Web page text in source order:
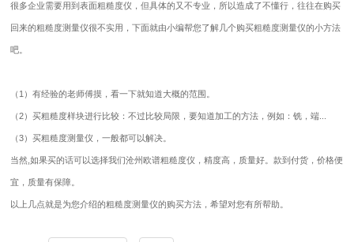
很多企业需要用到表面粗糙度仪 ，但具体的又不专业，所以造成了不懂行，往往在购买
回来的粗糙度测量仪很不实用，下面就由小编帮您了解几个购买粗糙度测量仪的小方法
吧。
（1）有经验的老师傅摸，看一下就知道大概的范围。
（2）买粗糙度样块进行比较：不过比较局限，要知道加工的方法，例如：铣，端...
（3）买粗糙度测量仪，一般都可以解决。
当然,如果买的话可以选择我们沧州欧谱粗糙度仪，精度高，质量好。款到付货，价格便
宜，质量有保障。
以上几点就是为您介绍的粗糙度测量仪的购买方法，希望对您有所帮助。